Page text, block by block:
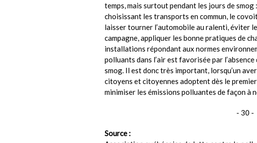
temps, mais surtout pendant les jours de
choisissant les transports en commun, le
laisser tourner l’automobile au ralenti, éviter
campagne, appliquer les bonne pratiques de
installations répondant aux normes
polluants dans l’air est favorisée par
smog. Il est donc très important, lorsqu’un
citoyens et citoyennes adoptent dès le
minimiser les émissions polluantes de façon à
- 30 -
Source :